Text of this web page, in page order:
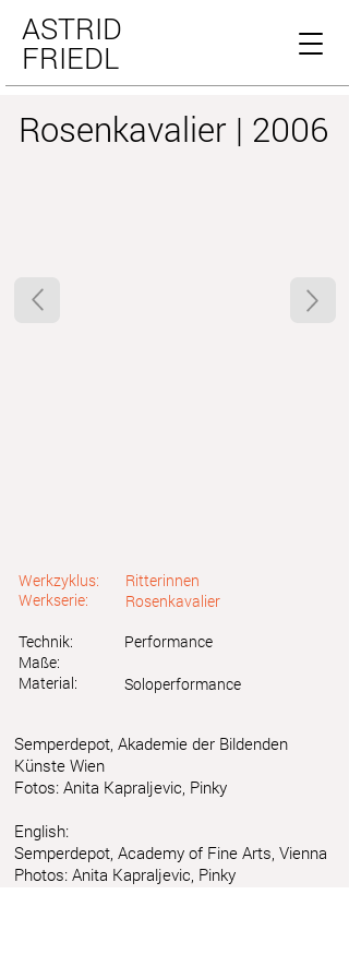
ASTRID
FRIEDL
Rosenkavalier | 2006
Werkzyklus:
Werkserie:
Ritterinnen
Rosenkavalier
Technik:
Maße:
Material:
Performance
Soloperformance
Semperdepot, Akademie der Bildenden
Künste Wien
Fotos: Anita Kapraljevic, Pinky
English:
Semperdepot, Academy of Fine Arts, Vienna
Photos: Anita Kapraljevic, Pinky